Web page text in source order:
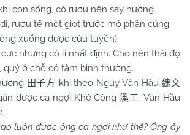
còn sống, có rượu nên say hưởng
rượu tế một giọt trước mộ phần cũng
xuống được cửu tuyền)
nhưng có lí nhất định. Cho nên thái độ
quý ở chỗ có tâm bình thường.
田子方 khi theo Nguỵ Văn Hầu魏文
được ca ngợi Khê Công溪工. Văn Hầu
luôn được ông ca ngợi như thế? Ông ấy